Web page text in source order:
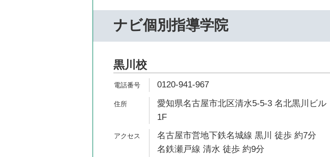
ナビ個別指導学院
黒川校
0120-941-967
愛知県名古屋市北区清水5-5-3 名北黒川ビル
1F
名古屋市営地下鉄名城線 黒川 徒歩 約7分
名鉄瀬戸線 清水 徒歩 約9分